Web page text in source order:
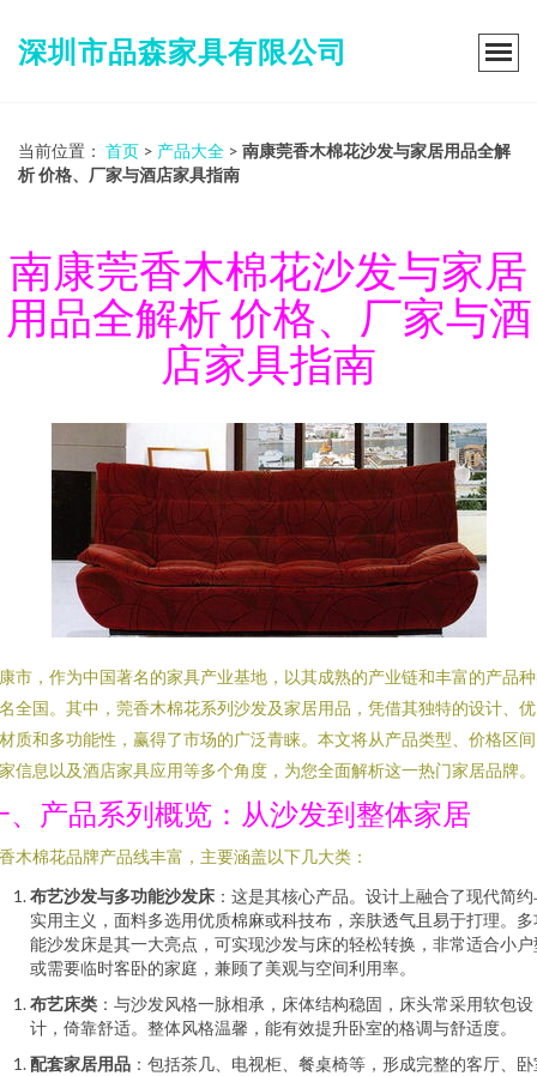
深圳市品森家具有限公司
当前位置： 首页 > 产品大全 > 南康莞香木棉花沙发与家居用品全解
析 价格、厂家与酒店家具指南
南康莞香木棉花沙发与家居
用品全解析 价格、厂家与酒
店家具指南
市，作为中国著名的家具产业基地，以其成熟的产业链和丰富的产品
全国。其中，莞香木棉花系列沙发及家居用品，凭借其独特的设计、
质和多功能性，赢得了市场的广泛青睐。本文将从产品类型、价格区
信息以及酒店家具应用等多个角度，为您全面解析这一热门家居品牌。
、产品系列概览：从沙发到整体家居
木棉花品牌产品线丰富，主要涵盖以下几大类：
布艺沙发与多功能沙发床 ：这是其核心产品。设计上融合了现代简
实用主义，面料多选用优质棉麻或科技布，亲肤透气且易于打理。多
能沙发床是其一大亮点，可实现沙发与床的轻松转换，非常适合小户
或需要临时客卧的家庭，兼顾了美观与空间利用率。
布艺床类 ：与沙发风格一脉相承，床体结构稳固，床头常采用软包设
计，倚靠舒适。整体风格温馨，能有效提升卧室的格调与舒适度。
配套家居用品 ：包括茶几、电视柜、餐桌椅等，形成完整的客厅、卧